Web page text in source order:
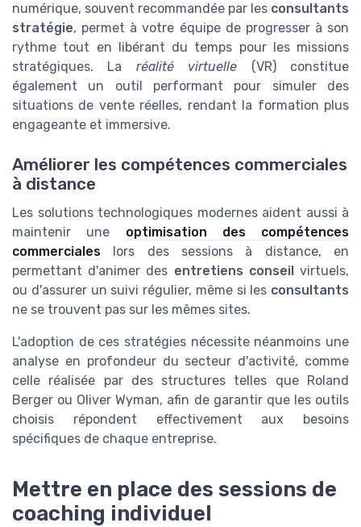
numérique, souvent recommandée par les consultants
stratégie, permet à votre équipe de progresser à son
rythme tout en libérant du temps pour les missions
stratégiques. La réalité virtuelle (VR) constitue
également un outil performant pour simuler des
situations de vente réelles, rendant la formation plus
engageante et immersive.
Améliorer les compétences commerciales
à distance
Les solutions technologiques modernes aident aussi à
maintenir une optimisation des compétences
commerciales lors des sessions à distance, en
permettant d'animer des entretiens conseilvirtuels,
ou d'assurer un suivi régulier, même si les consultants
ne se trouvent pas sur les mêmes sites.
L'adoption de ces stratégies nécessite néanmoins une
analyse en profondeur du secteur d'activité, comme
celle réalisée par des structures telles que Roland
Berger ou Oliver Wyman, afin de garantir que les outils
choisis répondent effectivement aux besoins
spécifiques de chaque entreprise.
Mettre en place des sessions de
coaching individuel